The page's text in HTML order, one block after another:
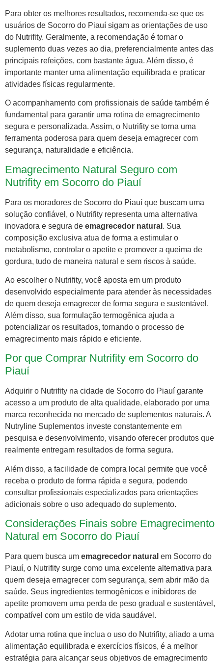
Para obter os melhores resultados, recomenda-se que os
usuários de Socorro do Piauí sigam as orientações de uso
do Nutrifity. Geralmente, a recomendação é tomar o
suplemento duas vezes ao dia, preferencialmente antes das
principais refeições, com bastante água. Além disso, é
importante manter uma alimentação equilibrada e praticar
atividades físicas regularmente.
O acompanhamento com profissionais de saúde também é
fundamental para garantir uma rotina de emagrecimento
segura e personalizada. Assim, o Nutrifity se torna uma
ferramenta poderosa para quem deseja emagrecer com
segurança, naturalidade e eficiência.
Emagrecimento Natural Seguro com
Nutrifity em Socorro do Piauí
Para os moradores de Socorro do Piauí que buscam uma
solução confiável, o Nutrifity representa uma alternativa
inovadora e segura de emagrecedor natural . Sua
composição exclusiva atua de forma a estimular o
metabolismo, controlar o apetite e promover a queima de
gordura, tudo de maneira natural e sem riscos à saúde.
Ao escolher o Nutrifity, você aposta em um produto
desenvolvido especialmente para atender às necessidades
de quem deseja emagrecer de forma segura e sustentável.
Além disso, sua formulação termogênica ajuda a
potencializar os resultados, tornando o processo de
emagrecimento mais rápido e eficiente.
Por que Comprar Nutrifity em Socorro do
Piauí
Adquirir o Nutrifity na cidade de Socorro do Piauí garante
acesso a um produto de alta qualidade, elaborado por uma
marca reconhecida no mercado de suplementos naturais. A
Nutryline Suplementos investe constantemente em
pesquisa e desenvolvimento, visando oferecer produtos que
realmente entregam resultados de forma segura.
Além disso, a facilidade de compra local permite que você
receba o produto de forma rápida e segura, podendo
consultar profissionais especializados para orientações
adicionais sobre o uso adequado do suplemento.
Considerações Finais sobre Emagrecimento
Natural em Socorro do Piauí
Para quem busca um emagrecedor natural em Socorro do
Piauí, o Nutrifity surge como uma excelente alternativa para
quem deseja emagrecer com segurança, sem abrir mão da
saúde. Seus ingredientes termogênicos e inibidores de
apetite promovem uma perda de peso gradual e sustentável,
compatível com um estilo de vida saudável.
Adotar uma rotina que inclua o uso do Nutrifity, aliado a uma
alimentação equilibrada e exercícios físicos, é a melhor
estratégia para alcançar seus objetivos de emagrecimento